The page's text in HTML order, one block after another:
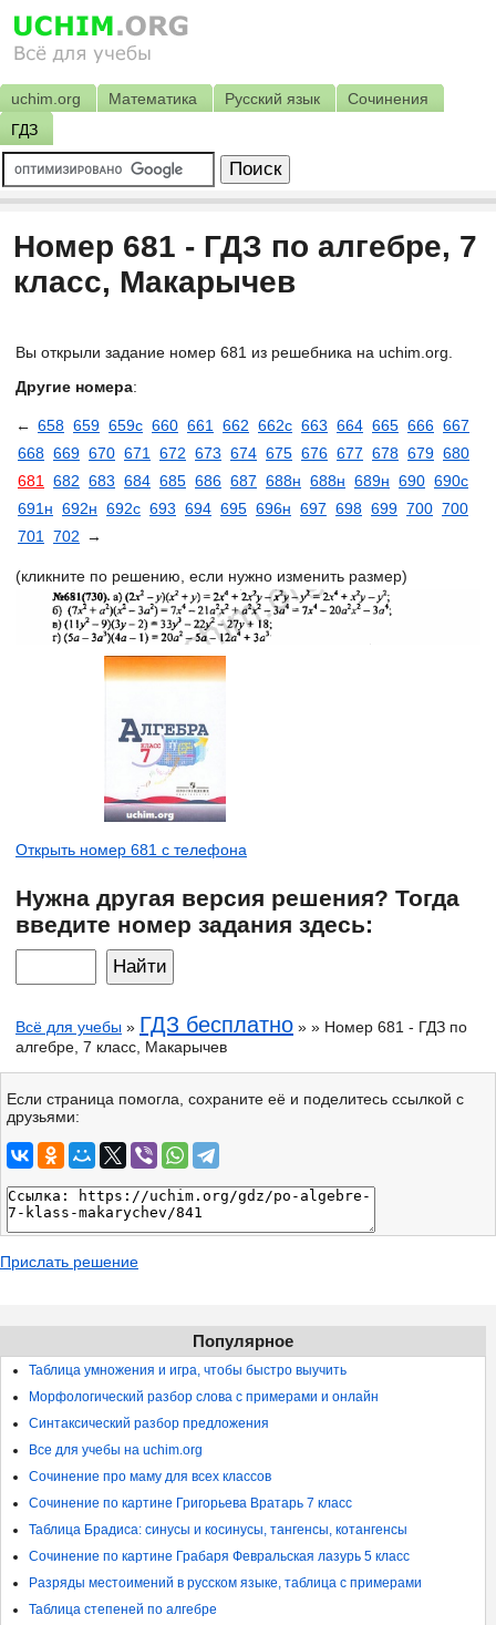
uchim.org Математика Русский язык
Сочинения
ГДЗ
Номер 681 - ГДЗ по алгебре, 7
класс, Макарычев
Вы открыли задание номер 681 из решебника на uchim.org.
Другие номера:
← 658 659 659с 660 661 662 662с 663 664 665 666 667
668 669 670 671 672 673 674 675 676 677 678 679 680
681
682 683 684 685 686 687 688н 688н 689н 690 690с
691н 692н 692с 693 694 695 696н 697 698 699 700 700
701
702 →
(кликните по решению, если нужно изменить размер)
Открыть номер 681 с телефона
Нужна другая версия решения? Тогда
введите номер задания здесь:
Всё для учебы » ГДЗ бесплатно » » Номер 681 - ГДЗ по
алгебре, 7 класс, Макарычев
Если страница помогла, сохраните её и поделитесь ссылкой с
друзьями:
Прислать решение
Популярное
Таблица умножения и игра, чтобы быстро выучить
Морфологический разбор слова с примерами и онлайн
Синтаксический разбор предложения
Все для учебы на uchim.org
Сочинение про маму для всех классов
Сочинение по картине Григорьева Вратарь 7 класс
Таблица Брадиса: синусы и косинусы, тангенсы, котангенсы
Сочинение по картине Грабаря Февральская лазурь 5 класс
Разряды местоимений в русском языке, таблица с примерами
Таблица степеней по алгебре